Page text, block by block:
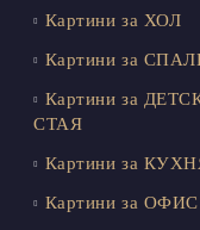
Картини за ХОЛ
Картини за
Картини за
СТАЯ
Картини за
Картини за ОФИС